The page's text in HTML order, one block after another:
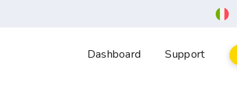
Dashboard Support